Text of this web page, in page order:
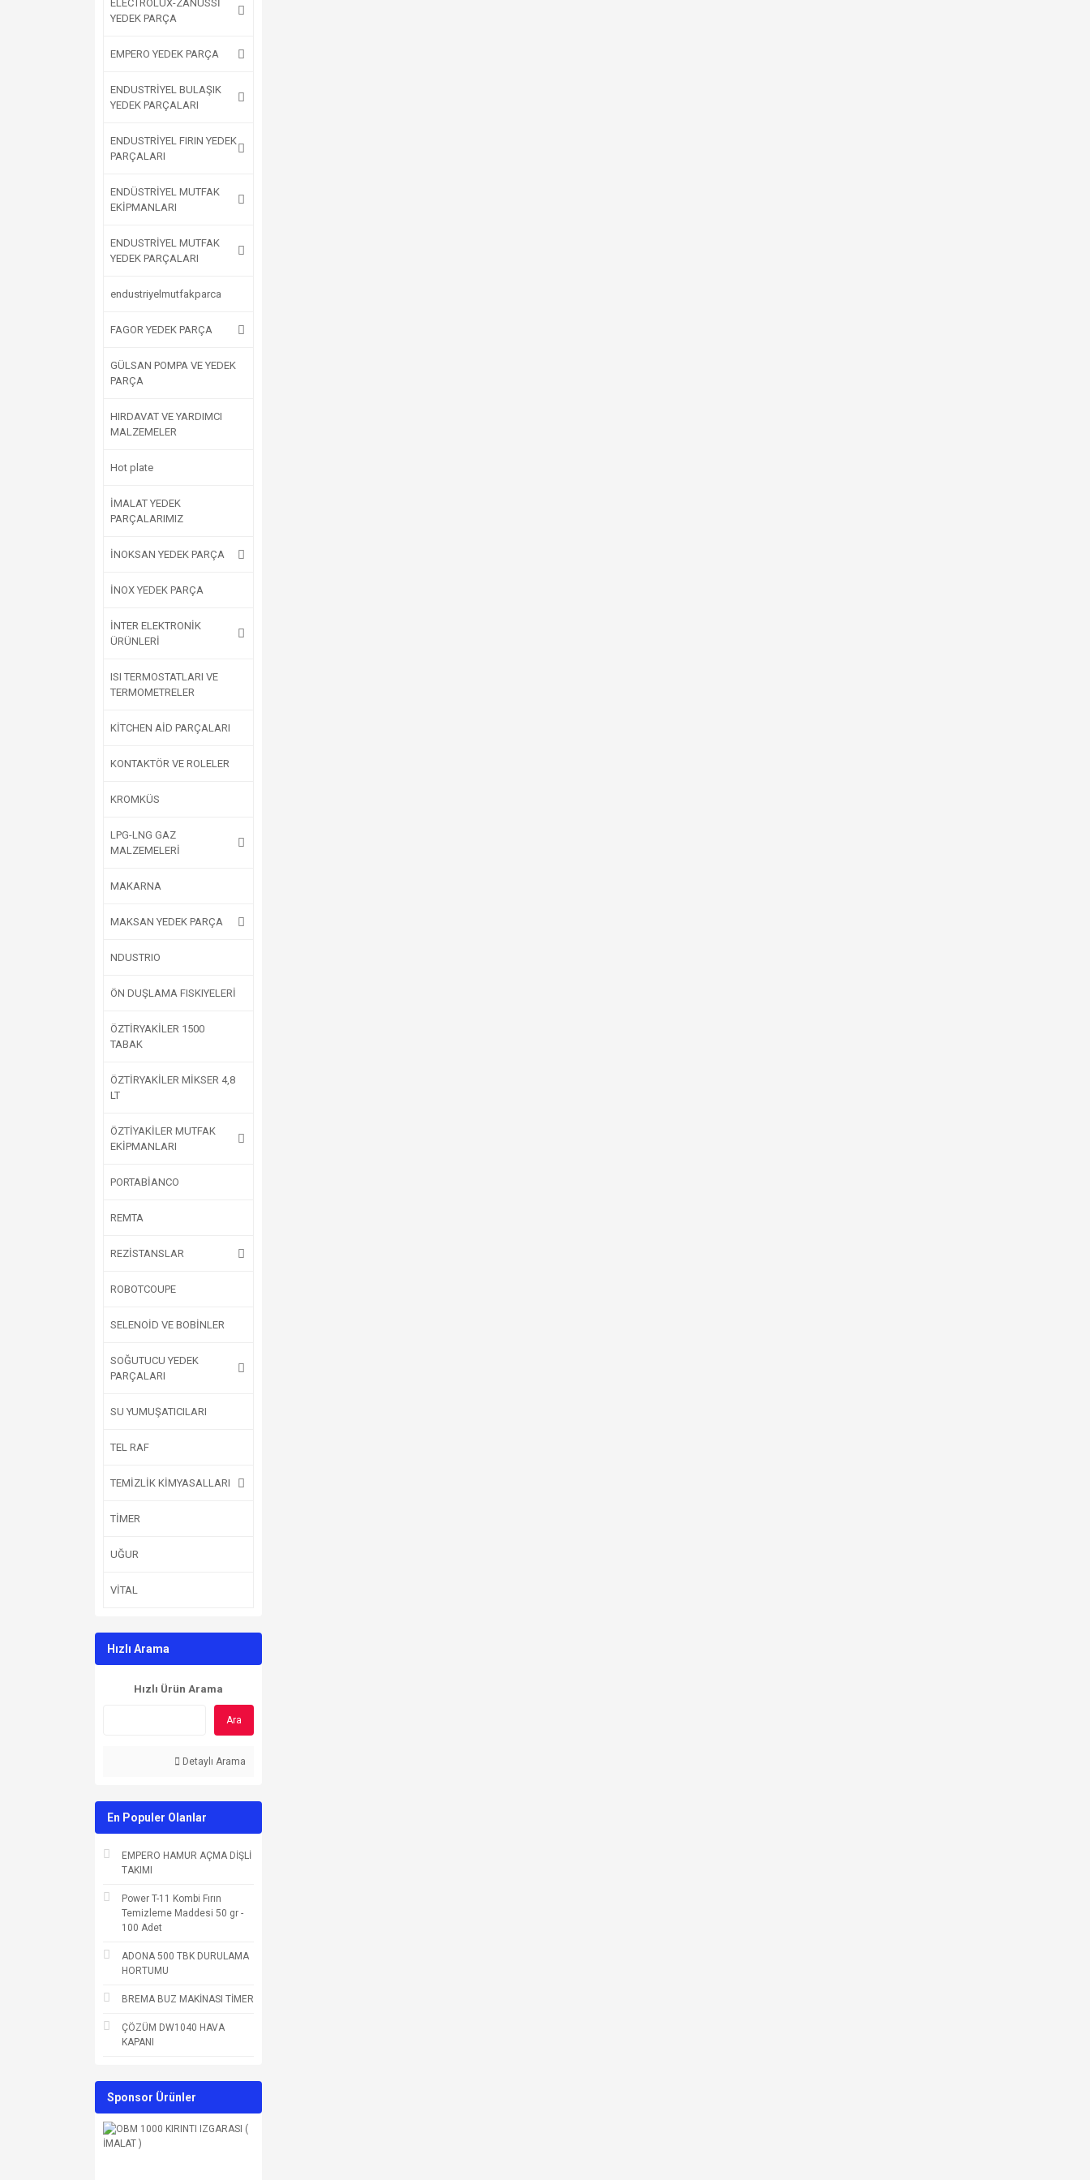
ELECTROLUX-ZANUSSİ
YEDEK PARÇA
EMPERO YEDEK PARÇA
ENDUSTRİYEL BULAŞIK
YEDEK PARÇALARI
ENDUSTRİYEL FIRIN YEDEK
PARÇALARI
ENDÜSTRİYEL MUTFAK
EKİPMANLARI
ENDUSTRİYEL MUTFAK
YEDEK PARÇALARI
endustriyelmutfakparca
FAGOR YEDEK PARÇA
GÜLSAN POMPA VE YEDEK
PARÇA
HIRDAVAT VE YARDIMCI
MALZEMELER
Hot plate
İMALAT YEDEK
PARÇALARIMIZ
İNOKSAN YEDEK PARÇA
İNOX YEDEK PARÇA
İNTER ELEKTRONİK
ÜRÜNLERİ
ISI TERMOSTATLARI VE
TERMOMETRELER
KİTCHEN AİD PARÇALARI
KONTAKTÖR VE ROLELER
KROMKÜS
LPG-LNG GAZ
MALZEMELERİ
MAKARNA
MAKSAN YEDEK PARÇA
NDUSTRIO
ÖN DUŞLAMA FISKIYELERİ
ÖZTİRYAKİLER 1500
TABAK
ÖZTİRYAKİLER MİKSER 4,8
LT
ÖZTİYAKİLER MUTFAK
EKİPMANLARI
PORTABİANCO
REMTA
REZİSTANSLAR
ROBOTCOUPE
SELENOİD VE BOBİNLER
SOĞUTUCU YEDEK
PARÇALARI
SU YUMUŞATICILARI
TEL RAF
TEMİZLİK KİMYASALLARI
TİMER
UĞUR
VİTAL
Hızlı Arama
Hızlı Ürün Arama
Ara
Detaylı Arama
En Populer Olanlar
EMPERO HAMUR AÇMA DİŞLİ
TAKIMI
Power T-11 Kombi Fırın
Temizleme Maddesi 50 gr -
100 Adet
ADONA 500 TBK DURULAMA
HORTUMU
BREMA BUZ MAKİNASI TİMER
ÇÖZÜM DW1040 HAVA
KAPANI
Sponsor Ürünler